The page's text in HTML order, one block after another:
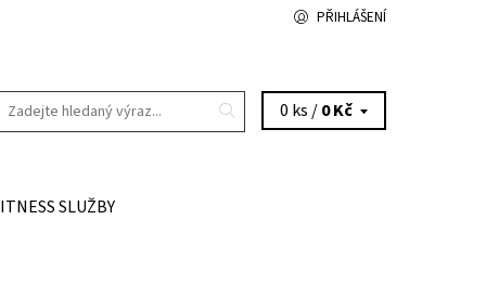
PŘIHLÁŠENÍ
0 ks /0 Kč
SLUŽBY